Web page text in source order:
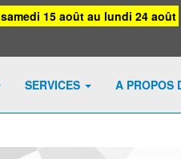
15 août au lundi 24 août
SERVICES A PROPOS